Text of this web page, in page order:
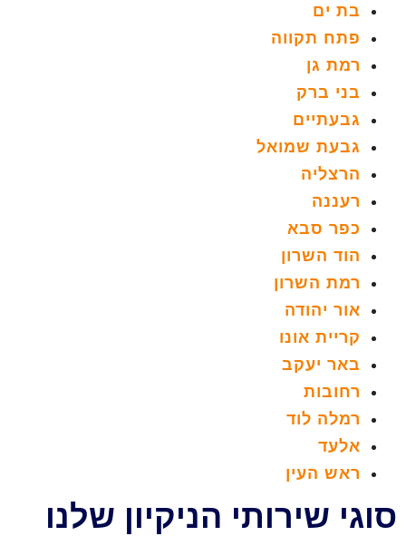
בת ים
פתח תקווה
רמת גן
בני ברק
גבעתיים
גבעת שמואל
הרצליה
רעננה
כפר סבא
הוד השרון
רמת השרון
אור יהודה
קריית אונו
באר יעקב
רחובות
רמלה לוד
אלעד
ראש העין
סוגי שירותי הניקיון שלנו